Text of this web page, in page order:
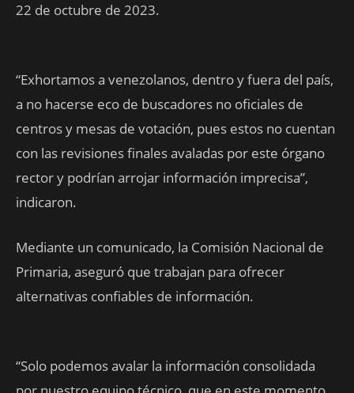
22 de octubre de 2023.
“Exhortamos a venezolanos, dentro y fuera del país,
a no hacerse eco de buscadores no oficiales de
centros y mesas de votación, pues estos no cuentan
con las revisiones finales avaladas por este órgano
rector y podrían arrojar información imprecisa”,
indicaron.
Mediante un comunicado, la Comisión Nacional de
Primaria, aseguró que trabajan para ofrecer
alternativas confiables de información.
“Solo podemos avalar la información consolidada